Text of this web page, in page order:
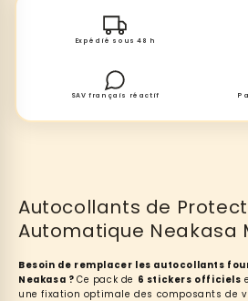
Expédié sous 48 h
SAV français réactif
Autocollants de
Automatique Neakasa
Besoin de remplacer les autocollants
Neakasa ? Ce pack de 6 stickers officiels
une fixation optimale des composants de